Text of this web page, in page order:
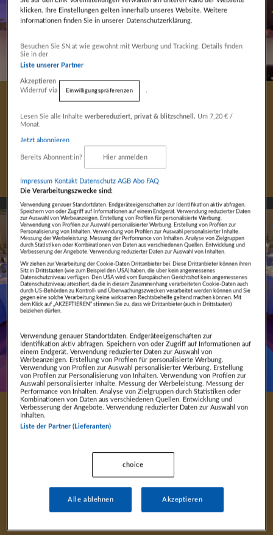
10. April 2026
Das sind die Leonidas
Siegerinnen und Sieger 2026
Leonidas-Gala 2026 steigt
Die große Leonidas-Bühne zum letzten Mal im
Salzburg Airport. Die…
klicken. Ihre Einstellungen gelten innerhalb unseres Website. Weitere
Informationen finden Sie in unserer Datenschutzerklärung.
Besuchen Sie SN.at wie gewohnt mit Werbung und Tracking. Details finden
Sie in der
Liste unserer Partner
Akzeptieren
Widerruf via
Einwilligungspräferenzen .
Lesen Sie alle Inhaltewerbereduziert, privat & blitzschnell. Um 7,20 € /
Monat.
Jetzt abonnieren
Bereits Abonnent:in? Hier anmelden
Impressum Kontakt Datenschutz AGB Abo FAQ
Die Verarbeitungszwecke sind:
Verwendung genauer Standortdaten. Endgeräteeigenschaften zur Identifikation aktiv abfragen.
Speichern von oder Zugriff auf Informationen auf einem Endgerät. Verwendung reduzierter Daten
zur Auswahl von Werbeanzeigen. Erstellung von Profilen für personalisierte Werbung.
Verwendung von Profilen zur Auswahl personalisierter Werbung. Erstellung von Profilen zur
Personalisierung von Inhalten. Verwendung von Profilen zur Auswahl personalisierter Inhalte.
Messung der Werbeleistung. Messung der Performance von Inhalten. Analyse von Zielgruppen
durch Statistiken oder Kombinationen von Daten aus verschiedenen Quellen. Entwicklung und
Verbesserung der Angebote. Verwendung reduzierter Daten zur Auswahl von Inhalten.
Wir ziehen zur Verarbeitung der Cookie-Daten Drittanbieter bei. Diese Drittanbieter können ihren
Sitz in Drittstaaten (wie zum Beispiel den USA) haben, die über kein angemessenes
Datenschutzniveau verfügen. Den USA wird vom Europäischen Gerichtshof kein angemessenes
Datenschutzniveau attestiert, da die in diesem Zusammenhang verarbeiteten Cookie-Daten auch
durch US-Behörden zu Kontroll- und Überwachungszwecken verarbeitet werden können und Sie
gegen eine solche Verarbeitung keine wirksamen Rechtsbehelfe geltend machen können. Mit
dem Klick auf „AKZEPTIEREN“ stimmen Sie zu, dass wir Drittanbieter (auch in Drittstaaten)
beiziehen dürfen.
Verwendung genauer Standortdaten. Endgeräteeigenschaften zur
Identifikation aktiv abfragen. Speichern von oder Zugriff auf Informationen auf
einem Endgerät. Verwendung reduzierter Daten zur Auswahl von
Werbeanzeigen. Erstellung von Profilen für personalisierte Werbung.
Verwendung von Profilen zur Auswahl personalisierter Werbung. Erstellung
von Profilen zur Personalisierung von Inhalten. Verwendung von Profilen zur
Auswahl personalisierter Inhalte. Messung der Werbeleistung. Messung der
Performance von Inhalten. Analyse von Zielgruppen durch Statistiken oder
Kombinationen von Daten aus verschiedenen Quellen. Entwicklung und
Verbesserung der Angebote. Verwendung reduzierter Daten zur Auswahl von
Inhalten.
Liste der Partner (Lieferanten)
choice
Alle ablehnen Akzeptieren